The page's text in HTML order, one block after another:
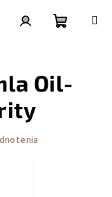
košík
Oil-